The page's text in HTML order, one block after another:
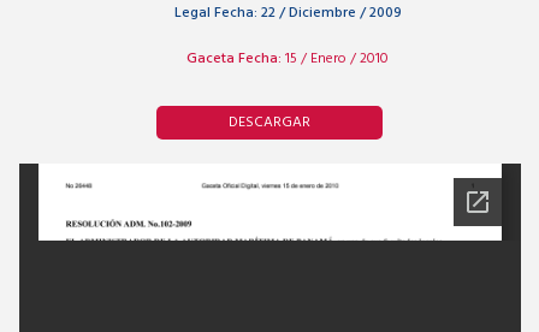
Legal Fecha: 22 / Diciembre / 2009
Gaceta Fecha: 15 / Enero / 2010
DESCARGAR